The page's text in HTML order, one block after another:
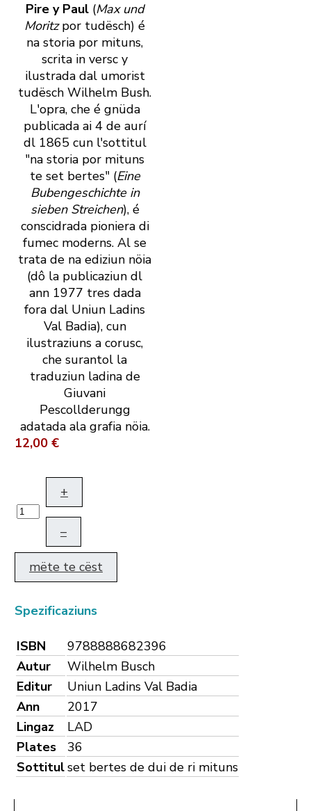
Pire y Paul (Max und
Moritzpor tudësch) é
na storia por mituns,
scrita in versc y
ilustrada dal umorist
tudësch Wilhelm Bush.
L'opra, che é gnüda
publicada ai 4 de aurí
dl 1865 cun l'sottitul
"na storia por mituns
te set bertes" (Eine
Bubengeschichte in
sieben Streichen), é
conscidrada pioniera di
fumec moderns. Al se
trata de na ediziun nöia
(dô la publicaziun dl
ann 1977 tres dada
fora dal Uniun Ladins
Val Badia), cun
ilustraziuns a corusc,
che surantol la
traduziun ladina de
Giuvani
Pescollderungg
adatada ala grafia nöia.
12,00 €
+
–
mëte te cëst
Spezificaziuns
ISBN
9788888682396
Autur
Wilhelm Busch
Editur
Uniun Ladins Val Badia
Ann
2017
Lingaz
LAD
Plates
36
Sottitulset bertes de dui de ri mituns